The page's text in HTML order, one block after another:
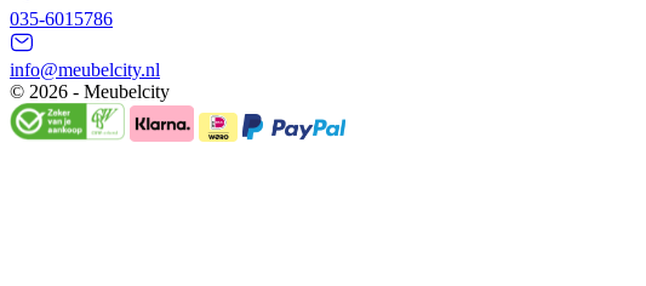
035-6015786
info@meubelcity.nl
© 2026 - Meubelcity